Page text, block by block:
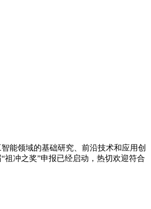
领域的基础研究、前沿技术和应用创
祖冲之奖”申报已经启动，热切欢迎符合